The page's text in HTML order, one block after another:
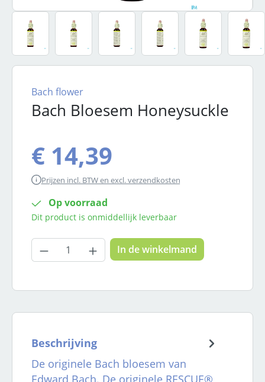
Bach Bloesem Honeysuckle
Bach flower
€ 14,39
Prijzen incl. BTW en excl. verzendkosten
Op voorraad
Dit product is onmiddellijk leverbaar
Producthoeveelheid: Voer de
In de winkelmand
Beschrijving
De originele Bach bloesem van
Edward Bach. De originele RESCUE®